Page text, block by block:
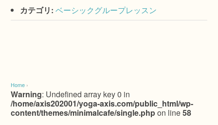
カテゴリ: ベーシックグループレッスン
Home ›
Warning: Undefined array key 0 in
/home/axis202001/yoga-axis.com/public_html/wp-
content/themes/minimalcafe/single.phpon line58